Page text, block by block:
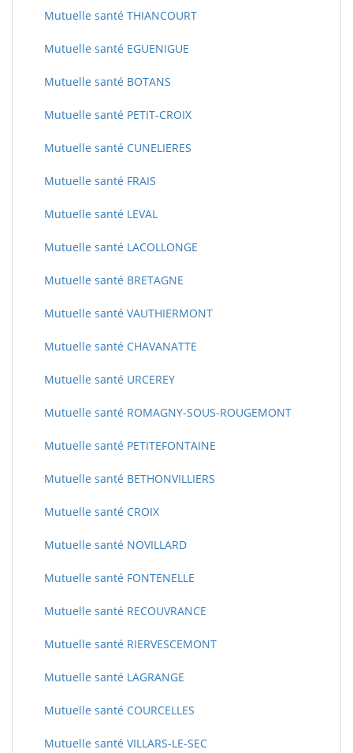
Mutuelle santé THIANCOURT
Mutuelle santé EGUENIGUE
Mutuelle santé BOTANS
Mutuelle santé PETIT-CROIX
Mutuelle santé CUNELIERES
Mutuelle santé FRAIS
Mutuelle santé LEVAL
Mutuelle santé LACOLLONGE
Mutuelle santé BRETAGNE
Mutuelle santé VAUTHIERMONT
Mutuelle santé CHAVANATTE
Mutuelle santé URCEREY
Mutuelle santé ROMAGNY-SOUS-ROUGEMONT
Mutuelle santé PETITEFONTAINE
Mutuelle santé BETHONVILLIERS
Mutuelle santé CROIX
Mutuelle santé NOVILLARD
Mutuelle santé FONTENELLE
Mutuelle santé RECOUVRANCE
Mutuelle santé RIERVESCEMONT
Mutuelle santé LAGRANGE
Mutuelle santé COURCELLES
Mutuelle santé VILLARS-LE-SEC